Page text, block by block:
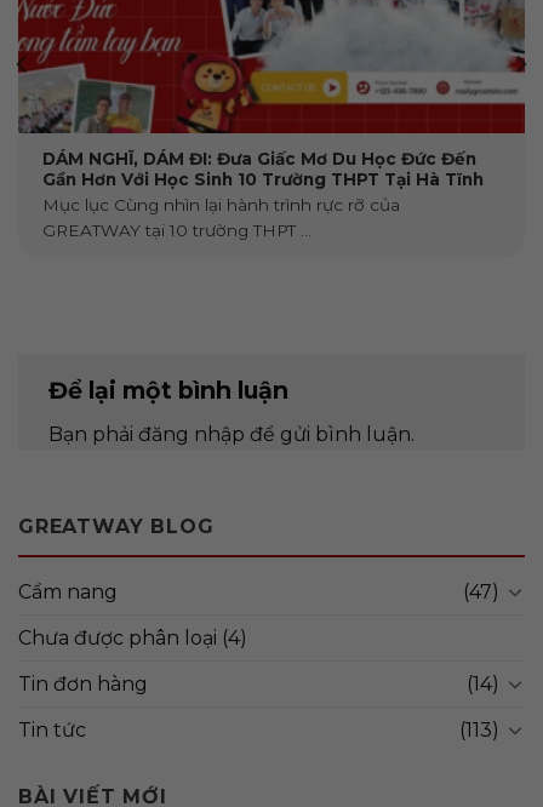
DÁM NGHĨ, DÁM ĐI: Đưa Giấc Mơ Du Học Đức Đến
Gần Hơn Với Học Sinh 10 Trường THPT Tại Hà Tĩnh
Mục lục Cùng nhìn lại hành trình rực rỡ của
GREATWAY tại 10 trường THPT ...
Để lại một bình luận
Bạn phải đăng nhập để gửi bình luận.
GREATWAY BLOG
Cẩm nang
(47)
Chưa được phân loại (4)
Tin đơn hàng
(14)
Tin tức
(113)
BÀI VIẾT MỚI